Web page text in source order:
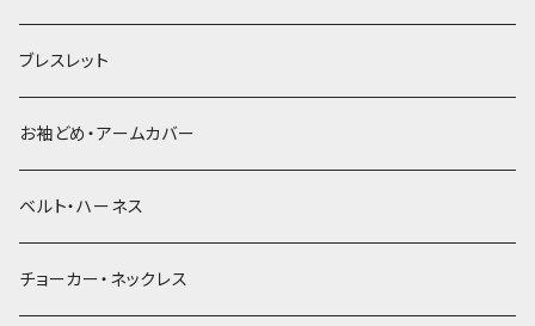
ブレスレット
お袖どめ・アームカバー
ベルト・ハーネス
チョーカー・ネックレス